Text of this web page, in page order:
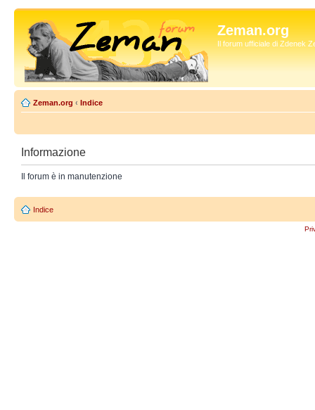
Zeman.org
Il forum ufficiale di Zdenek
Zeman.org ‹ Indice
Informazione
Il forum è in manutenzione
Indice